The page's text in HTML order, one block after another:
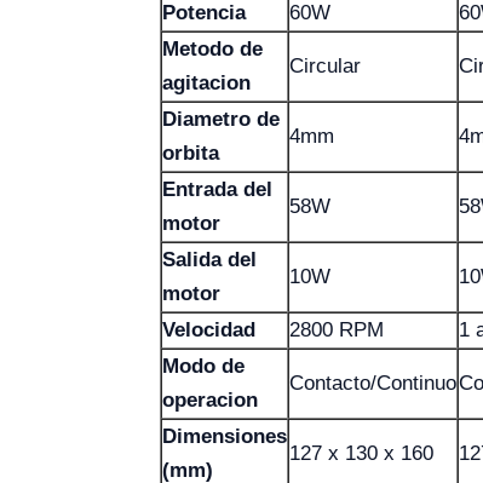
Potencia
60W
Metodo de
agitacion
Circular
Diametro de
orbita
4mm
Entrada del
motor
58W
Salida del
motor
10W
Velocidad 2800 RPM
1
Modo de
operacion
Contacto/Continuo
Dimensiones
(mm)
127 x 130 x 160